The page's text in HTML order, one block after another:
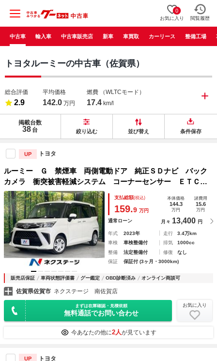
0
お気に入り 閲覧履歴
中古車 輸入車 中古車販売店 新車 車買取 カーリース 整備工場
トヨタルーミーの中古車（佐賀県）
総合評価
2.9
平均価格
142.0 万円
燃費 （WLTCモード）
17.4 km/l
掲載台数
38 台 絞り込む 並び替え 条件保存
UP トヨタ
ルーミー Ｇ 禁煙車 両側電動ドア 純正ＳＤナビ バック
カメラ 衝突被害軽減システム コーナーセンサー ＥＴＣ
スマートキー ＬＥＤヘッド 車線逸脱警報 オートライト
オートエアコン Ｂｌｕｅｔｏｏｔｈ ＣＤ
支払総額(税込)
159.9 万円
本体価格
144.3
万円
諸費用
15.6
万円
通常ローン 月々 13,400 円
年式 2023年 走行
3.4万km
車検
車検整備付 排気
1000cc
整備
法定整備付 修復
なし
保証
保証付 (3ヶ月・3000km)
販売店保証 車両状態評価書 グー鑑定 OBD診断済み オンライン商談可
佐賀県佐賀市 ネクステージ 南佐賀店
まずは在庫確認・見積依頼
無料通話でお問い合わせ
お気に入り
今あなたの他に2人が見ています
UP トヨタ